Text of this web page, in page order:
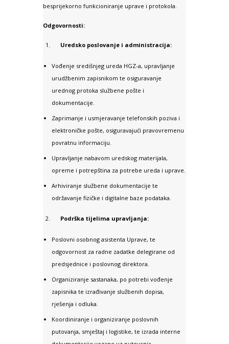
besprijekorno funkcioniranje uprave i protokola.
Odgovornosti:
Uredsko poslovanje i administracija:
Vođenje središnjeg ureda HGZ-a, upravljanje
urudžbenim zapisnikom te osiguravanje
urednog protoka službene pošte i
dokumentacije.
Zaprimanje i usmjeravanje telefonskih poziva i
elektroničke pošte, osiguravajući pravovremenu
povratnu informaciju.
Upravljanje nabavom uredskog materijala,
opreme i potrepština za potrebe ureda i uprave.
Arhiviranje službene dokumentacije te
održavanje fizičke i digitalne baze podataka.
Podrška tijelima upravljanja:
Poslovni osobnog asistenta Uprave, te
odgovornost za radne zadatke delegirane od
predsjednice i poslovnog direktora.
Organiziranje sastanaka, po potrebi vođenje
zapisnika te izrađivanje službenih dopisa,
rješenja i odluka.
Koordiniranje i organiziranje poslovnih
putovanja, smještaj i logistike, te izrada interne